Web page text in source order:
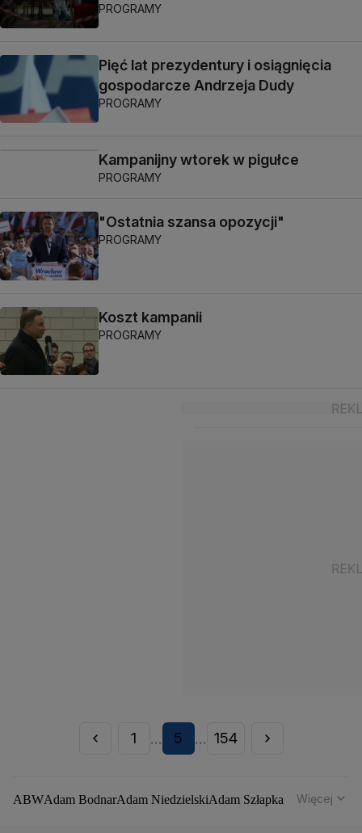
PROGRAMY
Pięć lat prezydentury i osiągnięcia
gospodarcze Andrzeja Dudy
PROGRAMY
Kampanijny wtorek w pigułce
PROGRAMY
"Ostatnia szansa opozycji"
PROGRAMY
Koszt kampanii
PROGRAMY
1 ... 5 ... 154
ABWAdam BodnarAdam NiedzielskiAdam Szłapka
Więcej